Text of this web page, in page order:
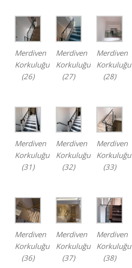
Merdiven
Korkuluğu
(26)
Merdiven
Korkuluğu
(27)
Merdiven
Korkuluğu
(28)
Merdiven
Korkuluğu
(31)
Merdiven
Korkuluğu
(32)
Merdiven
Korkuluğu
(33)
Merdiven
Korkuluğu
(36)
Merdiven
Korkuluğu
(37)
Merdiven
Korkuluğu
(38)